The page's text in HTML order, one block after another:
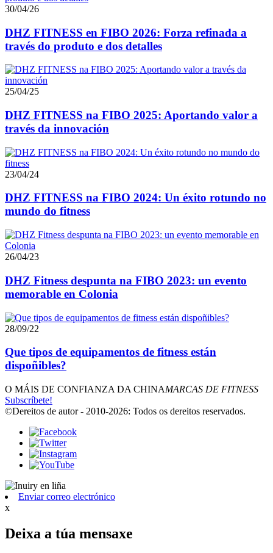
30/04/26
DHZ FITNESS en FIBO 2026: Forza refinada a
través do produto e dos detalles
25/04/25
DHZ FITNESS na FIBO 2025: Aportando valor a
través da innovación
23/04/24
DHZ FITNESS na FIBO 2024: Un éxito rotundo no
mundo do fitness
26/04/23
DHZ Fitness despunta na FIBO 2023: un evento
memorable en Colonia
28/09/22
Que tipos de equipamentos de fitness están
dispoñibles?
O MÁIS DE CONFIANZA DA CHINAMARCAS DE FITNESS
Subscríbete!
©Dereitos de autor - 2010-2026: Todos os dereitos reservados.
Enviar correo electrónico
x
Deixa a túa mensaxe